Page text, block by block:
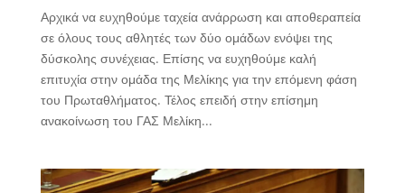
Αρχικά να ευχηθούμε ταχεία ανάρρωση και αποθεραπεία
σε όλους τους αθλητές των δύο ομάδων ενόψει της
δύσκολης συνέχειας. Επίσης να ευχηθούμε καλή
επιτυχία στην ομάδα της Μελίκης για την επόμενη φάση
του Πρωταθλήματος. Τέλος επειδή στην επίσημη
ανακοίνωση του ΓΑΣ Μελίκη...